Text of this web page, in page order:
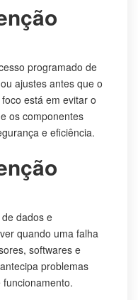
programado de
ajustes antes que o
está em evitar o
os componentes
e eficiência.
dados e
quando uma falha
softwares e
problemas